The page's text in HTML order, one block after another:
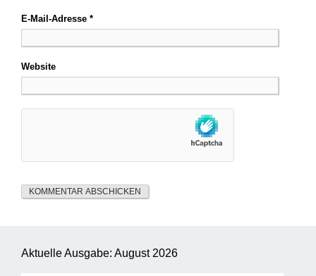
E-Mail-Adresse *
Website
Aktuelle Ausgabe: August 2026